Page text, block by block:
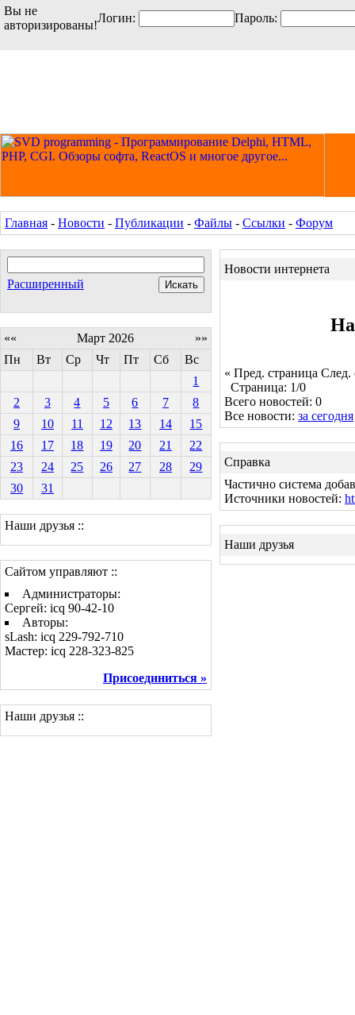
Вы не
авторизированы!
Логин: Пароль:
Главная - Новости - Публикации - Файлы - Ссылки - Форум
Расширенный
«« Март 2026
»»
Пн
Вт Ср Чт Пт Сб
Вс
1
2
3 4 5 6 7
8
9
10 11 12 13 14
15
16
17 18 19 20 21
22
23
24 25 26 27 28
29
30
31
Наши друзья ::
Сайтом управляют ::
Администраторы:
Сергей: icq 90-42-10
Авторы:
sLash: icq 229-792-710
Мастер: icq 228-323-825
Присоединиться »
Наши друзья ::
Новости интернета
На
« Пред. страница След.
Страница: 1/0
Всего новостей: 0
Все новости: за сегодня
Справка
Частично система
Источники новостей:
Наши друзья